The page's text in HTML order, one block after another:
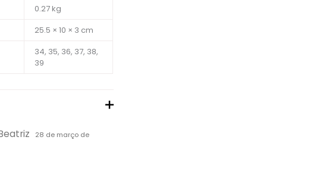
0.27 kg
25.5 × 10 × 3 cm
34, 35, 36, 37, 38,
39
28 de março de